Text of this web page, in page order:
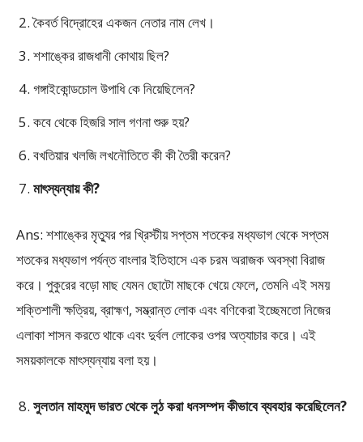
কৈবর্ত বিদ্রোহের একজন নেতার নাম লেখ।
শশাঙ্কের রাজধানী কোথায় ছিল?
গঙ্গাইকোন্ডচোল উপাধি কে নিয়েছিলেন?
কবে থেকে হিজরি সাল গণনা শুরু হয়?
বখতিয়ার খলজি লখনৌতিতে কী কী তৈরী করেন?
মাৎস্যন্যায় কী?
Ans: শশাঙ্কের মৃত্যুর পর খ্রিস্টীয় সপ্তম শতকের মধ্যভাগ থেকে সপ্তম
শতকের মধ্যভাগ পর্যন্ত বাংলার ইতিহাসে এক চরম অরাজক অবস্থা বিরাজ
করে। পুকুরের বড়ো মাছ যেমন ছোটো মাছকে খেয়ে ফেলে, তেমনি এই সময়
শক্তিশালী ক্ষত্রিয়, ব্রাহ্মণ, সম্ভ্রান্ত লোক এবং বণিকেরা ইচ্ছেমতো নিজের
এলাকা শাসন করতে থাকে এবং দুর্বল লোকের ওপর অত্যাচার করে। এই
সময়কালকে মাৎস্যন্যায় বলা হয়।
সুলতান মাহমুদ ভারত থেকে লুঠ করা ধনসম্পদ কীভাবে ব্যবহার করেছিলেন?